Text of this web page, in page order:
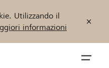
Utilizzando il
informazioni